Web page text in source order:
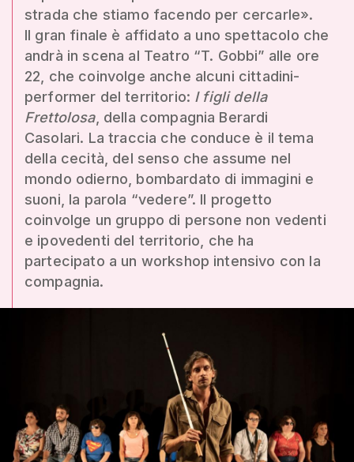
strada che stiamo facendo per cercarle».
Il gran finale è affidato a uno spettacolo che
andrà in scena al Teatro “T. Gobbi” alle ore
22, che coinvolge anche alcuni cittadini-
performer del territorio: I figli della
Frettolosa, della compagnia Berardi
Casolari. La traccia che conduce è il tema
della cecità, del senso che assume nel
mondo odierno, bombardato di immagini e
suoni, la parola “vedere”. Il progetto
coinvolge un gruppo di persone non vedenti
e ipovedenti del territorio, che ha
partecipato a un workshop intensivo con la
compagnia.